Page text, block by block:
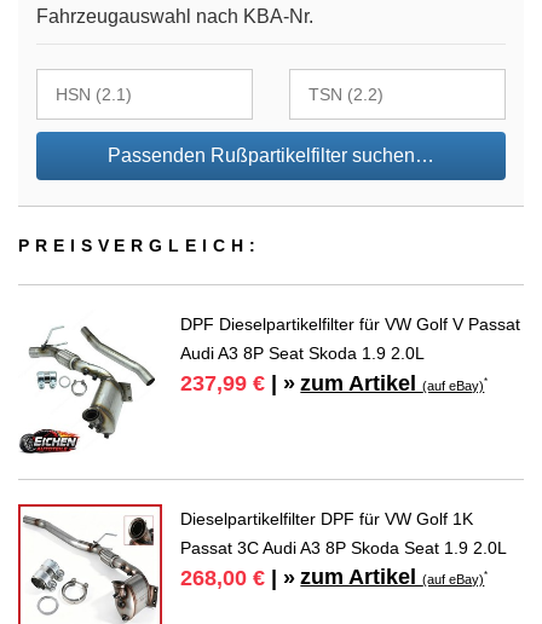
Fahrzeugauswahl nach KBA-Nr.
Passenden Rußpartikelfilter suchen…
PREIS­VER­GLEICH:
DPF Dieselpartikelfilter für VW Golf V Passat
Audi A3 8P Seat Skoda 1.9 2.0L
237,99 € | » zum Artikel(auf eBay)*
Dieselpartikelfilter DPF für VW Golf 1K
Passat 3C Audi A3 8P Skoda Seat 1.9 2.0L
268,00 € | » zum Artikel(auf eBay)*